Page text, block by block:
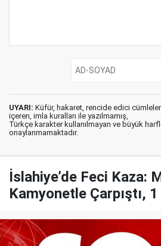
UYARI: Küfür, hakaret, rencide edici cümleler
içeren, imla kuralları ile yazılmamış,
Türkçe karakter kullanılmayan ve büyük
onaylanmamaktadır.
İslahiye’de Feci Kaza:
Kamyonetle Çarpıştı, 1